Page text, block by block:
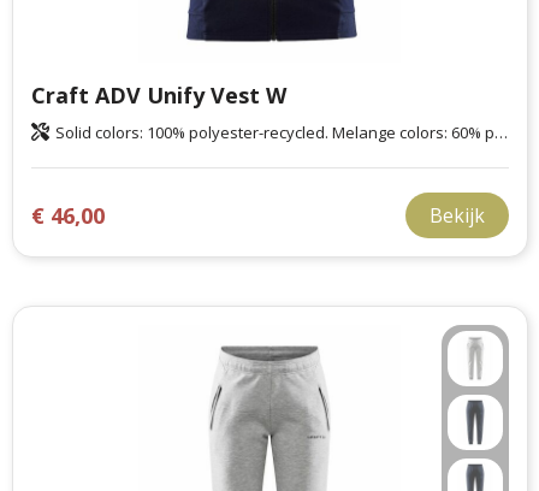
Craft ADV Unify Vest W
Solid colors: 100% polyester-recycled. Melange colors: 60% polyester-recycled, 40% polyester.
€ 46,00 Bekijk